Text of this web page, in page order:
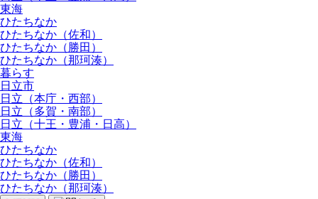
東海
ひたちなか
ひたちなか（佐和）
ひたちなか（勝田）
ひたちなか（那珂湊）
暮らす
日立市
日立（本庁・西部）
日立（多賀・南部）
日立（十王・豊浦・日高）
東海
ひたちなか
ひたちなか（佐和）
ひたちなか（勝田）
ひたちなか（那珂湊）